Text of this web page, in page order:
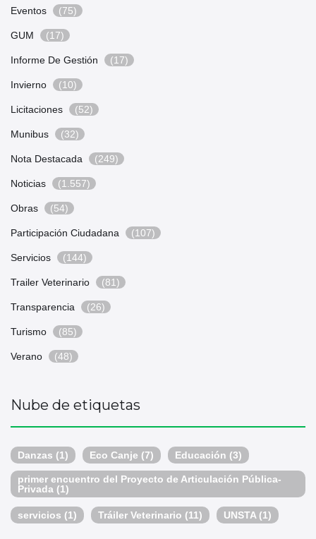
Eventos (75)
GUM (17)
Informe De Gestión (17)
Invierno (10)
Licitaciones (52)
Munibus (32)
Nota Destacada (249)
Noticias (1.557)
Obras (54)
Participación Ciudadana (107)
Servicios (144)
Trailer Veterinario (81)
Transparencia (26)
Turismo (85)
Verano (48)
Nube de etiquetas
Danzas (1) Eco Canje (7) Educación (3)
primer encuentro del Proyecto de Articulación Pública-
Privada (1)
servicios (1) Tráiler Veterinario (11) UNSTA(1)